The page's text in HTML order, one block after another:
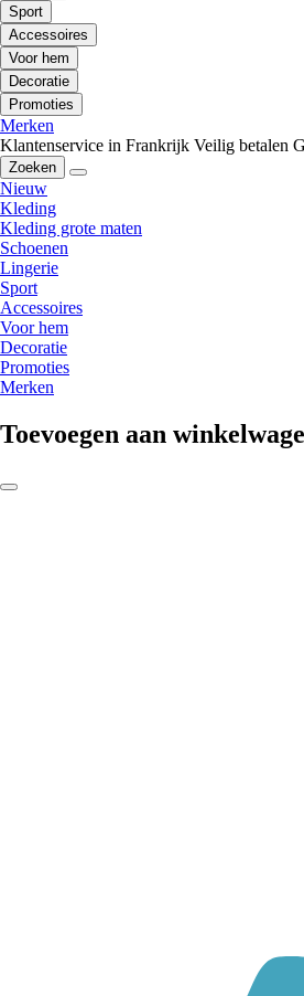
Sport
Accessoires
Voor hem
Decoratie
Promoties
Merken
Klantenservice in Frankrijk Veilig betalen
Zoeken
Nieuw
Kleding
Kleding grote maten
Schoenen
Lingerie
Sport
Accessoires
Voor hem
Decoratie
Promoties
Merken
Toevoegen aan